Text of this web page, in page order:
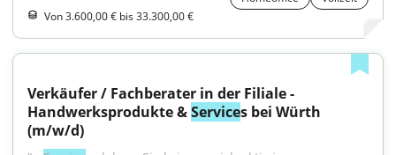
Von 3.600,00 € bis 33.300,00 €
Verkäufer / Fachberater in der Filiale -
Handwerksprodukte & Services bei Würth
(m/w/d)